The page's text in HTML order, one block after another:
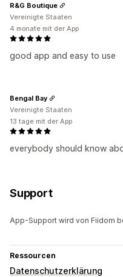
good app and easy to use
R&G Boutique
Vereinigte Staaten
4 monate mit der App
everybody should know
Bengal Bay
Vereinigte Staaten
13 tage mit der App
Support
App-Support wird von Fiidom
Ressourcen
Datenschutzerklärung